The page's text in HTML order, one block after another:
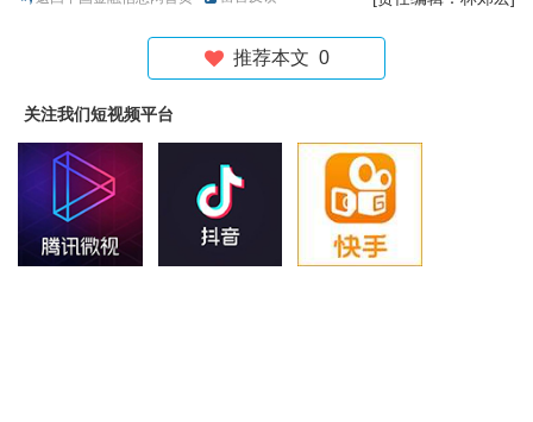
推荐本文 0
关注我们短视频平台